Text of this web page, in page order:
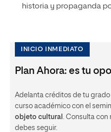
historia y propaganda
INICIO INMEDIATO
Plan Ahora: es tu
Adelanta créditos de tu grado
curso académico con el
objeto cultural . Consulta con
debes seguir.